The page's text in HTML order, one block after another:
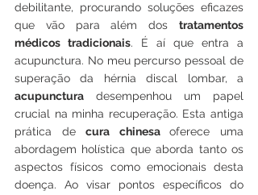
debilitante, procurando soluções eficazes
que vão para além dos tratamentos
médicos tradicionais. É aí que entra a
acupunctura. No meu percurso pessoal de
acupunctura desempenhou um papel
crucial na minha recuperação. Esta antiga
prática de cura chinesa oferece uma
abordagem holística que aborda tanto os
aspectos físicos como emocionais desta
doença. Ao visar pontos específicos do